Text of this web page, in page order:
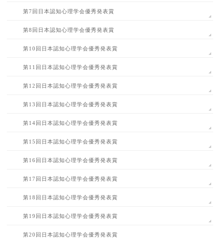
第7回日本認知心理学会優秀発表賞
第8回日本認知心理学会優秀発表賞
第10回日本認知心理学会優秀発表賞
第11回日本認知心理学会優秀発表賞
第12回日本認知心理学会優秀発表賞
第13回日本認知心理学会優秀発表賞
第14回日本認知心理学会優秀発表賞
第15回日本認知心理学会優秀発表賞
第16回日本認知心理学会優秀発表賞
第17回日本認知心理学会優秀発表賞
第18回日本認知心理学会優秀発表賞
第19回日本認知心理学会優秀発表賞
第20回日本認知心理学会優秀発表賞